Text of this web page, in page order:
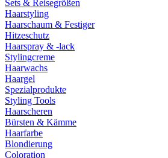
Sets & Reisegrößen
Haarstyling
Haarschaum & Festiger
Hitzeschutz
Haarspray & -lack
Stylingcreme
Haarwachs
Haargel
Spezialprodukte
Styling Tools
Haarscheren
Bürsten & Kämme
Haarfarbe
Blondierung
Coloration